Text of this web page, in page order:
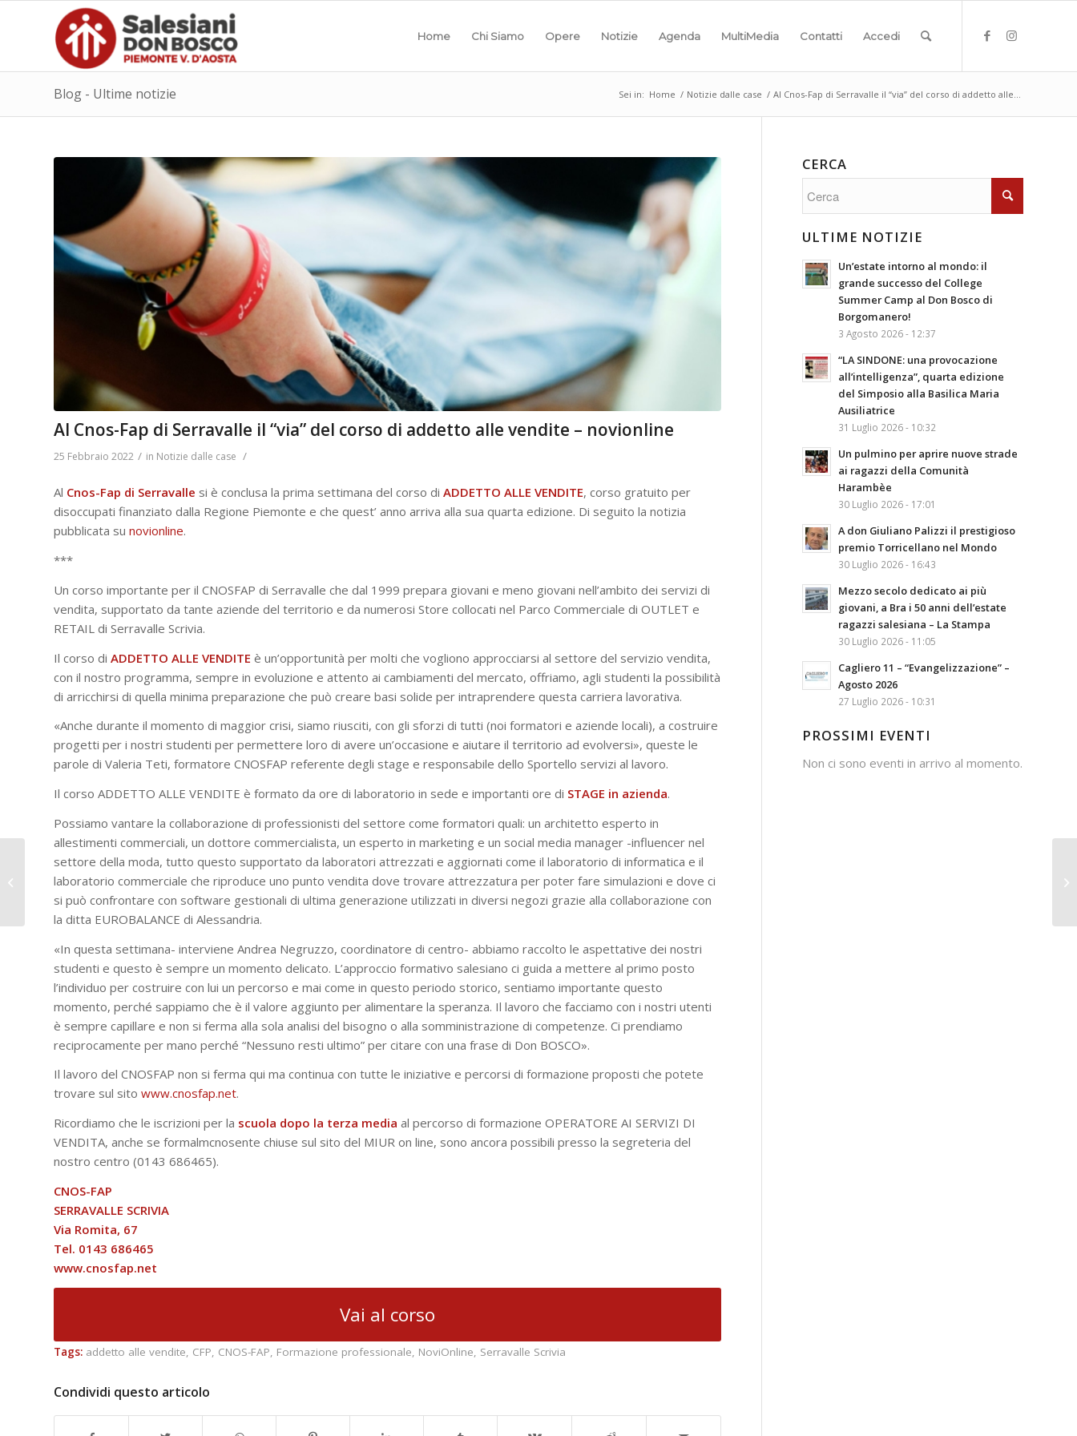
Home Chi Siamo Opere Notizie Agenda MultiMedia Contatti Accedi
Blog - Ultime notizie Sei in: Home / Notizie dalle case / Al Cnos-Fap di Serravalle il “via” del corso di addetto alle...
Al Cnos-Fap di Serravalle il “via” del corso di addetto alle vendite – novionline
25 Febbraio 2022 / in Notizie dalle case /
Al Cnos-Fap di Serravalle si è conclusa la prima settimana del corso di ADDETTO ALLE VENDITE, corso gratuito per
disoccupati finanziato dalla Regione Piemonte e che quest’ anno arriva alla sua quarta edizione. Di seguito la notizia
pubblicata su novionline.
***
Un corso importante per il CNOSFAP di Serravalle che dal 1999 prepara giovani e meno giovani nell’ambito dei servizi di
vendita, supportato da tante aziende del territorio e da numerosi Store collocati nel Parco Commerciale di OUTLET e
RETAIL di Serravalle Scrivia.
Il corso di ADDETTO ALLE VENDITE è un’opportunità per molti che vogliono approcciarsi al settore del servizio vendita,
con il nostro programma, sempre in evoluzione e attento ai cambiamenti del mercato, offriamo, agli studenti la possibilità
di arricchirsi di quella minima preparazione che può creare basi solide per intraprendere questa carriera lavorativa.
«Anche durante il momento di maggior crisi, siamo riusciti, con gli sforzi di tutti (noi formatori e aziende locali), a costruire
progetti per i nostri studenti per permettere loro di avere un’occasione e aiutare il territorio ad evolversi», queste le
parole di Valeria Teti, formatore CNOSFAP referente degli stage e responsabile dello Sportello servizi al lavoro.
Il corso ADDETTO ALLE VENDITE è formato da ore di laboratorio in sede e importanti ore di STAGE in azienda.
Possiamo vantare la collaborazione di professionisti del settore come formatori quali: un architetto esperto in
allestimenti commerciali, un dottore commercialista, un esperto in marketing e un social media manager -influencer nel
settore della moda, tutto questo supportato da laboratori attrezzati e aggiornati come il laboratorio di informatica e il
laboratorio commerciale che riproduce uno punto vendita dove trovare attrezzatura per poter fare simulazioni e dove ci
si può confrontare con software gestionali di ultima generazione utilizzati in diversi negozi grazie alla collaborazione con
la ditta EUROBALANCE di Alessandria.
«In questa settimana- interviene Andrea Negruzzo, coordinatore di centro- abbiamo raccolto le aspettative dei nostri
studenti e questo è sempre un momento delicato. L’approccio formativo salesiano ci guida a mettere al primo posto
l’individuo per costruire con lui un percorso e mai come in questo periodo storico, sentiamo importante questo
momento, perché sappiamo che è il valore aggiunto per alimentare la speranza. Il lavoro che facciamo con i nostri utenti
è sempre capillare e non si ferma alla sola analisi del bisogno o alla somministrazione di competenze. Ci prendiamo
reciprocamente per mano perché “Nessuno resti ultimo” per citare con una frase di Don BOSCO».
Il lavoro del CNOSFAP non si ferma qui ma continua con tutte le iniziative e percorsi di formazione proposti che potete
trovare sul sito www.cnosfap.net.
Ricordiamo che le iscrizioni per la scuola dopo la terza media al percorso di formazione OPERATORE AI SERVIZI DI
VENDITA, anche se formalmcnosente chiuse sul sito del MIUR on line, sono ancora possibili presso la segreteria del
nostro centro (0143 686465).
CNOS-FAP
SERRAVALLE SCRIVIA
Via Romita, 67
Tel. 0143 686465
www.cnosfap.net
Vai al corso
Tags: addetto alle vendite, CFP, CNOS-FAP, Formazione professionale, NoviOnline, Serravalle Scrivia
Condividi questo articolo
CERCA
ULTIME NOTIZIE
Un’estate intorno al mondo: il
grande successo del College
Summer Camp al Don Bosco di
Borgomanero!
3 Agosto 2026 - 12:37
“LA SINDONE: una provocazione
all’intelligenza”, quarta edizione
del Simposio alla Basilica Maria
Ausiliatrice
31 Luglio 2026 - 10:32
Un pulmino per aprire nuove strade
ai ragazzi della Comunità
Harambèe
30 Luglio 2026 - 17:01
A don Giuliano Palizzi il prestigioso
premio Torricellano nel Mondo
30 Luglio 2026 - 16:43
Mezzo secolo dedicato ai più
giovani, a Bra i 50 anni dell’estate
ragazzi salesiana – La Stampa
30 Luglio 2026 - 11:05
Cagliero 11 – “Evangelizzazione” –
Agosto 2026
27 Luglio 2026 - 10:31
PROSSIMI EVENTI
Non ci sono eventi in arrivo al momento.
Ucraina: appello del
Papa per la pace, i
popolazione